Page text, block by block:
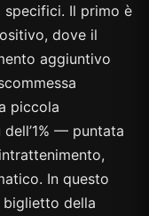
specifici. Il primo è
dove il
aggiuntivo
piccola
— puntata
In questo
biglietto della